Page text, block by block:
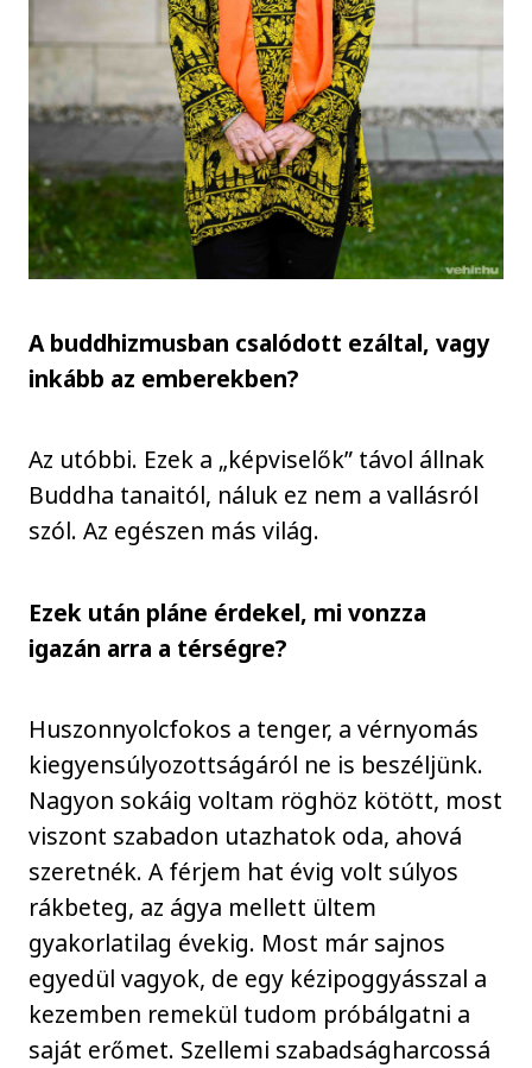
A buddhizmusban csalódott ezáltal, vagy
inkább az emberekben?
Az utóbbi. Ezek a „képviselők” távol állnak
Buddha tanaitól, náluk ez nem a vallásról
szól. Az egészen más világ.
Ezek után pláne érdekel, mi vonzza
igazán arra a térségre?
Huszonnyolcfokos a tenger, a vérnyomás
kiegyensúlyozottságáról ne is beszéljünk.
Nagyon sokáig voltam röghöz kötött, most
viszont szabadon utazhatok oda, ahová
szeretnék. A férjem hat évig volt súlyos
rákbeteg, az ágya mellett ültem
gyakorlatilag évekig. Most már sajnos
egyedül vagyok, de egy kézipoggyásszal a
kezemben remekül tudom próbálgatni a
saját erőmet. Szellemi szabadságharcossá